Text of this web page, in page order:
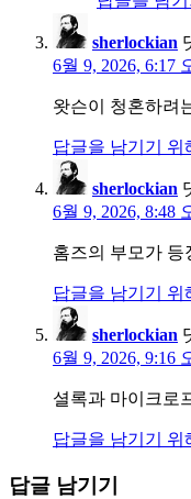
sherlockian
6월 9, 2026, 6:17
왓슨이 청혼하려
답글을 남기기 위
sherlockian
6월 9, 2026, 8:48
홈즈의 부모가 등
답글을 남기기 위
sherlockian
6월 9, 2026, 9:16
셜록과 마이크로
답글을 남기기 위
답글 남기기